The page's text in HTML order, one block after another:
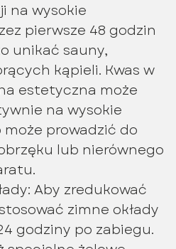
na wysokie
pierwsze 48 godzin
unikać sauny,
kąpieli. Kwas w
estetyczna może
na wysokie
prowadzić do
lub nierównego
Aby zredukować
zimne okłady
godziny po zabiegu.